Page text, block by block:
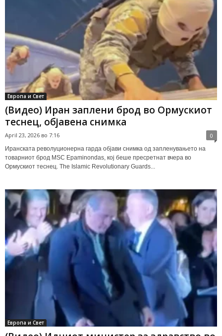
Европа и Свет
(Видео) Иран заплени брод во Ормускиот
теснец, објавена снимка
April 23, 2026 во 7:16 0
Иранската револуционерна гарда објави снимка од запленувањето на
товарниот брод MSC Epaminondas, кој беше пресретнат вчера во
Ормускиот теснец. The Islamic Revolutionary Guards...
Европа и Свет